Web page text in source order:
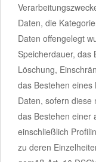
Daten, die
Daten offengelegt
Speicherdauer, das
Löschung,
das Bestehen
Daten, sofern diese
das Bestehen einer
einschließlich
zu deren